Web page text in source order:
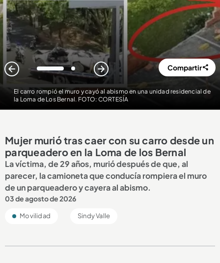
El carro rompió el muro y cayó al abismo en una unidad residencial de
la Loma de Los Bernal. FOTO: CORTESÍA
1 2 Compartir
Mujer murió tras caer con su carro desde un
parqueadero en la Loma de los Bernal
La víctima, de 29 años, murió después de que, al
parecer, la camioneta que conducía rompiera el muro
de un parqueadero y cayera al abismo.
03 de agosto de 2026
Movilidad Sindy Valle